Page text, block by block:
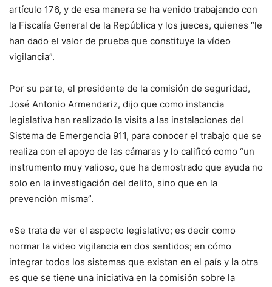
artículo 176, y de esa manera se ha venido trabajando con
la Fiscalía General de la República y los jueces, quienes “le
han dado el valor de prueba que constituye la vídeo
vigilancia”.
Por su parte, el presidente de la comisión de seguridad,
José Antonio Armendariz, dijo que como instancia
legislativa han realizado la visita a las instalaciones del
Sistema de Emergencia 911, para conocer el trabajo que se
realiza con el apoyo de las cámaras y lo calificó como “un
instrumento muy valioso, que ha demostrado que ayuda no
solo en la investigación del delito, sino que en la
prevención misma”.
«Se trata de ver el aspecto legislativo; es decir como
normar la video vigilancia en dos sentidos; en cómo
integrar todos los sistemas que existan en el país y la otra
es que se tiene una iniciativa en la comisión sobre la